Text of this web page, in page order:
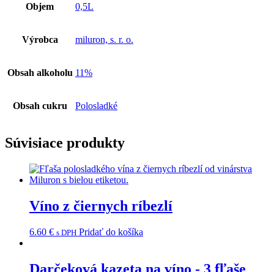
Objem 0,5L
Výrobca miluron, s. r. o.
Obsah alkoholu 11%
Obsah cukru Polosladké
Súvisiace produkty
Víno z čiernych ríbezlí
6.60 € s DPH Pridať do košíka